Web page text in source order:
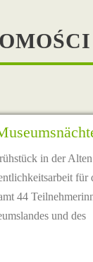
in der Alten
für
44
und des